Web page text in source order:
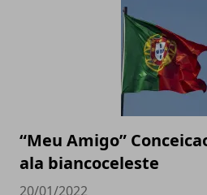
“Meu Amigo”
ala biancoceleste
20/01/2022